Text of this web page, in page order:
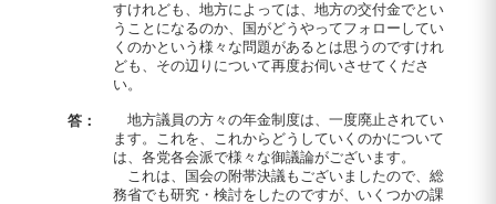
すけれども、地方によっては、地方の交付金でとい
うことになるのか、国がどうやってフォローしてい
くのかという様々な問題があるとは思うのですけれ
ども、その辺りについて再度お伺いさせてくださ
い。
答：
地方議員の方々の年金制度は、一度廃止されてい
ます。これを、これからどうしていくのかについて
は、各党各会派で様々な御議論がございます。
これは、国会の附帯決議もございましたので、総
務省でも研究・検討をしたのですが、いくつかの課